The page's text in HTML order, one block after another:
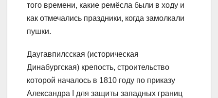
того времени, какие ремёсла были в ходу и
как отмечались праздники, когда замолкали
пушки.
Даугавпилсская (историческая
Динабургская) крепость, строительство
которой началось в 1810 году по приказу
Александра I для защиты западных границ